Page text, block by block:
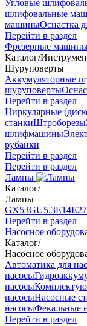
Угловые
шлифовальные
машиныОснастка
Перейти в раздел
Фрезерные
Каталог/
Шуруповерты
Аккумуляторные
шуруповерты
Перейти в раздел
Циркулярные
станкиШтроборезы
шлифмашины
рубанки
Перейти в раздел
Перейти в раздел
Лампы
Каталог/
Лампы
GX53GU5.3Е14Е27
Перейти в раздел
Насосное
Каталог/
Насосное
Автоматика для
насосы
насосы
насосыНасосные
насосыФекальные
Перейти в раздел